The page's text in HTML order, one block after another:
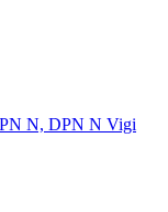
N, DPN N Vigi